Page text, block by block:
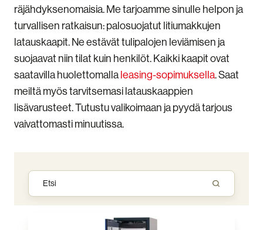
räjähdyksenomaisia. Me tarjoamme sinulle helpon ja
turvallisen ratkaisun: palosuojatut litiumakkujen
latauskaapit. Ne estävät tulipalojen leviämisen ja
suojaavat niin tilat kuin henkilöt. Kaikki kaapit ovat
saatavilla huolettomalla leasing-sopimuksella. Saat
meiltä myös tarvitsemasi latauskaappien
lisävarusteet.Tutustu valikoimaan ja pyydä tarjous
vaivattomasti minuutissa.